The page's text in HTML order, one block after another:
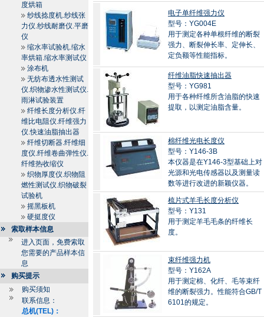
度烘箱
纱线捻度机.纱线张
力仪.纱线耐磨仪.平磨
仪
缩水率试验机.缩水
率烘箱.缩水率测试仪
涂布机
无纺布透水性测试
仪.织物渗水性测试仪.
雨淋试验装置
纤维长度分析仪.纤
维比电阻仪.纤维强力
仪.快速油脂抽出器
纤维切断器.纤维细
度仪.纤维卷曲弹性仪.
纤维热收缩仪
织物厚度仪.织物阻
燃性测试仪.织物破裂
试验机
摇黑板机
硬挺度仪
索取样本信息
进入页面，免费索取
您需要的产品样本信
息
购买提示
购买须知
联系信息：
总机(TEL)：
电子单纤维强力仪
型号：YG004E
用于测定各种单根纤维的断裂
强力、断裂伸长率、定伸长、
定负额等性能指标。
纤维油脂快速抽出器
型号：YG981
用于各种纤维所含油脂的快速
提取，以测定油脂含量。
棉纤维光电长度仪
型号：Y146-3B
本仪器是在Y146-3型基础上对
光源和光电传感器以及测量读
数等进行改进的新颖仪器。
梳片式羊毛长度分析仪
型号：Y131
用于测定羊毛毛条的纤维长
度。
束纤维强力机
型号：Y162A
用于测定棉、化纤、毛等束纤
维的断裂强力。性能符合GB/T
6101的规定。